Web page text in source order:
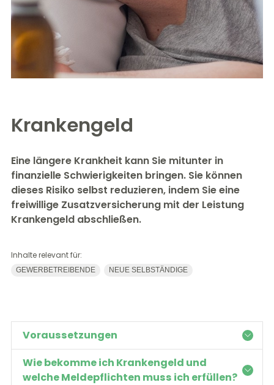
Krankengeld
Eine längere Krankheit kann Sie mitunter in
finanzielle Schwierigkeiten bringen. Sie können
dieses Risiko selbst reduzieren, indem Sie eine
freiwillige Zusatzversicherung mit der Leistung
Krankengeld abschließen.
Inhalte relevant für:
GEWERBETREIBENDE NEUE SELBSTÄNDIGE
Voraussetzungen
Wie bekomme ich Krankengeld und
welche Meldepflichten muss ich erfüllen?